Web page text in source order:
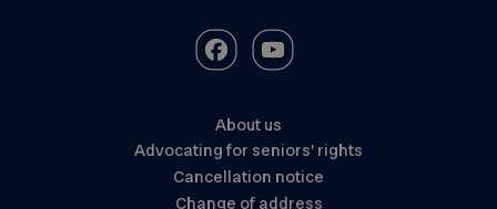
About us
Advocating for seniors’ rights
Cancellation notice
Change of address